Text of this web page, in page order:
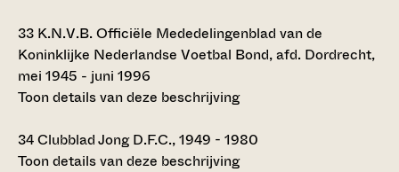
33 K.N.V.B. Officiële Mededelingenblad van de
Koninklijke Nederlandse Voetbal Bond, afd. Dordrecht,
mei 1945 - juni 1996
Toon details van deze beschrijving
34Clubblad Jong D.F.C., 1949 - 1980
Toon details van deze beschrijving